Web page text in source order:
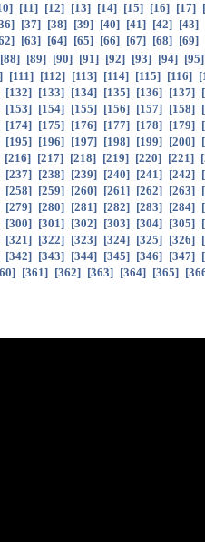
] [11] [12] [13] [14] [15] [16] [17] [
] [37] [38] [39] [40] [41] [42] [43]
] [63] [64] [65] [66] [67] [68] [69]
[88] [89] [90] [91] [92] [93] [94] [95
] [111] [112] [113] [114] [115] [116] [
[132] [133] [134] [135] [136] [137] [
[153] [154] [155] [156] [157] [158] [
[174] [175] [176] [177] [178] [179] [
[195] [196] [197] [198] [199] [200] [
[216] [217] [218] [219] [220] [221] [
[237] [238] [239] [240] [241] [242] [
[258] [259] [260] [261] [262] [263] [
[279] [280] [281] [282] [283] [284] [
[300] [301] [302] [303] [304] [305] [
[321] [322] [323] [324] [325] [326] [
[342] [343] [344] [345] [346] [347] [
] [361] [362] [363] [364] [365] [